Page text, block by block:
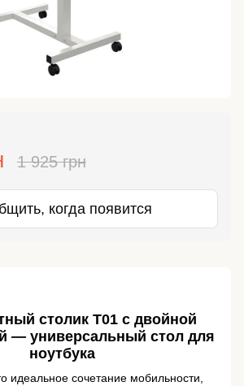
1 925 грн
когда появится
столик T01 с двойной
— универсальный стол для
ноутбука
идеальное сочетание мобильности,